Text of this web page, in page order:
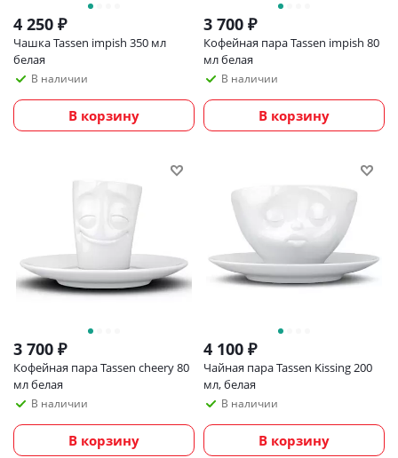
4 250 ₽
Чашка Tassen impish 350 мл
белая
В наличии
В корзину
3 700 ₽
Кофейная пара Tassen impish 80
мл белая
В наличии
В корзину
3 700 ₽
Кофейная пара Tassen cheery 80
мл белая
В наличии
В корзину
4 100 ₽
Чайная пара Tassen Kissing 200
мл, белая
В наличии
В корзину